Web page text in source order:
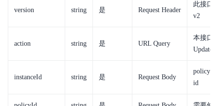
version string 是 Request Header
此接口
v2
action string 是 URL Query
本接口
instanceId string 是 Request Body
policyId
id